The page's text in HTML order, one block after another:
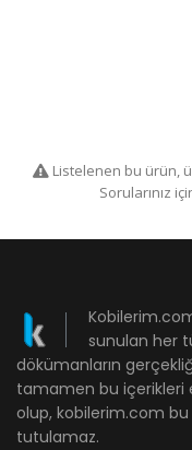
Listelenen bu ürün,
Sorularınız
sunulan her
dökümanların
tamamen bu içerikleri
olup, kobilerim.com
tutulamaz.